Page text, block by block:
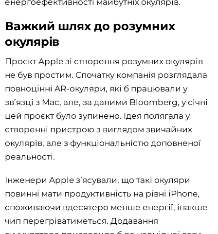
енергоефективності майбутніх окулярів.
Важкий шлях до розумних
окулярів
Проєкт Apple зі створення розумних окулярів
не був простим. Спочатку компанія розглядала
повноцінні AR-окуляри, які б працювали у
зв’язці з Mac, але, за даними Bloomberg, у січні
цей проєкт було зупинено. Ідея полягала у
створенні пристрою з виглядом звичайних
окулярів, але з функціональністю доповненої
реальності.
Інженери Apple з’ясували, що такі окуляри
повинні мати продуктивність на рівні iPhone,
споживаючи вдесятеро менше енергії, інакше
чип перегріватиметься. Додавання